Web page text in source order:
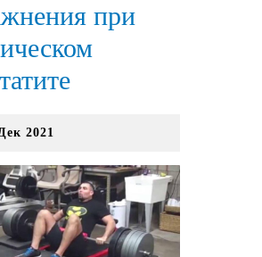
при
2021
2021